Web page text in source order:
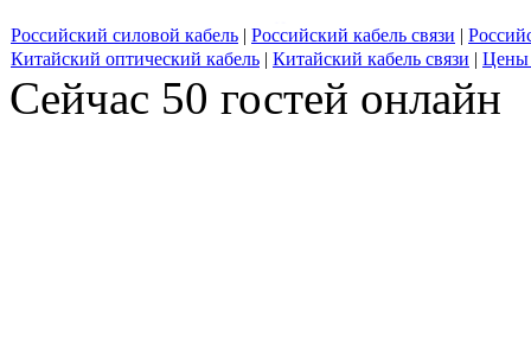
Российский силовой кабель | Российский кабель связи |
Китайский оптический кабель | Китайский кабель связи | Цены
Сейчас 50 гостей онлайн